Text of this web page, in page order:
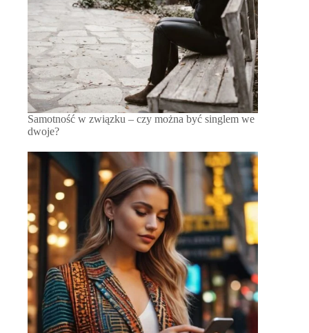
Samotność w związku – czy można być singlem we
dwoje?